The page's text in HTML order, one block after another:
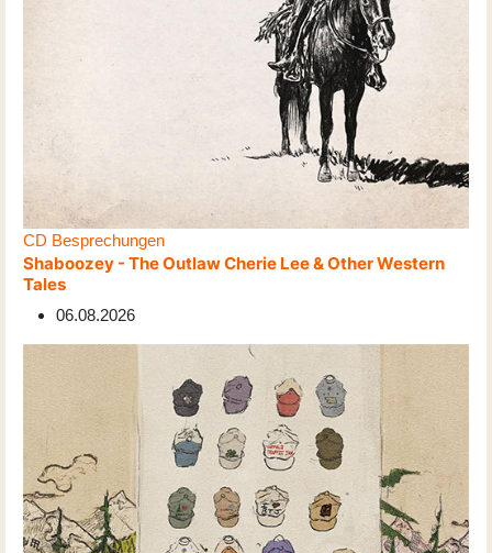
CD Besprechungen
Shaboozey - The Outlaw Cherie Lee & Other Western
Tales
06.08.2026